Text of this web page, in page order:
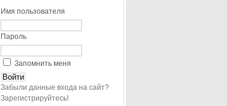
Имя пользователя
Пароль
Запомнить меня
Забыли данные входа на сайт?
Зарегистрируйтесь!